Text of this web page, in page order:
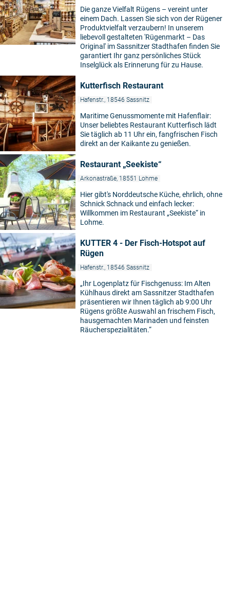
Die ganze Vielfalt Rügens – vereint unter
einem Dach. Lassen Sie sich von der Rügener
Produktvielfalt verzaubern! In unserem
liebevoll gestalteten 'Rügenmarkt – Das
Original' im Sassnitzer Stadthafen finden Sie
garantiert Ihr ganz persönliches Stück
Inselglück als Erinnerung für zu Hause.
Kutterfisch Restaurant
Hafenstr., 18546 Sassnitz
Maritime Genussmomente mit Hafenflair:
Unser beliebtes Restaurant Kutterfisch lädt
Sie täglich ab 11 Uhr ein, fangfrischen Fisch
direkt an der Kaikante zu genießen.
Restaurant „Seekiste“
Arkonastraße, 18551 Lohme
Hier gibt's Norddeutsche Küche, ehrlich, ohne
Schnick Schnack und einfach lecker:
Willkommen im Restaurant „Seekiste“ in
Lohme.
KUTTER 4 - Der Fisch-Hotspot auf
Rügen
Hafenstr., 18546 Sassnitz
„Ihr Logenplatz für Fischgenuss: Im Alten
Kühlhaus direkt am Sassnitzer Stadthafen
präsentieren wir Ihnen täglich ab 9:00 Uhr
Rügens größte Auswahl an frischem Fisch,
hausgemachten Marinaden und feinsten
Räucherspezialitäten.“